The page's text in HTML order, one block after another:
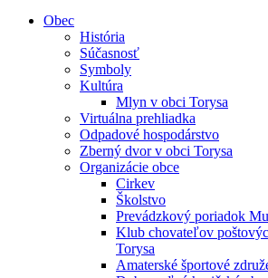
Obec
História
Súčasnosť
Symboly
Kultúra
Mlyn v obci Torysa
Virtuálna prehliadka
Odpadové hospodárstvo
Zberný dvor v obci Torysa
Organizácie obce
Cirkev
Školstvo
Prevádzkový poriadok
Klub chovateľov
Torysa
Amaterské športové